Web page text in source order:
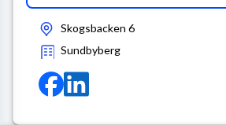
Skogsbacken 6
Sundbyberg